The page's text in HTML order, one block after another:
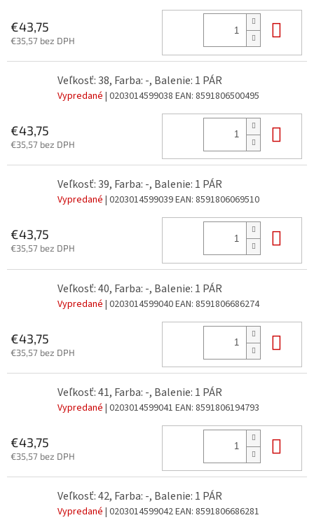
€43,75
€35,57 bez DPH
Veľkosť: 38, Farba: -, Balenie: 1 PÁR
Vypredané | 0203014599038 EAN: 8591806500495
€43,75
€35,57 bez DPH
Veľkosť: 39, Farba: -, Balenie: 1 PÁR
Vypredané | 0203014599039EAN: 8591806069510
€43,75
€35,57 bez DPH
Veľkosť: 40, Farba: -, Balenie: 1 PÁR
Vypredané | 0203014599040EAN: 8591806686274
€43,75
€35,57 bez DPH
Veľkosť: 41, Farba: -, Balenie: 1 PÁR
Vypredané | 0203014599041 EAN: 8591806194793
€43,75
€35,57 bez DPH
Veľkosť: 42, Farba: -, Balenie: 1 PÁR
Vypredané | 0203014599042EAN: 8591806686281